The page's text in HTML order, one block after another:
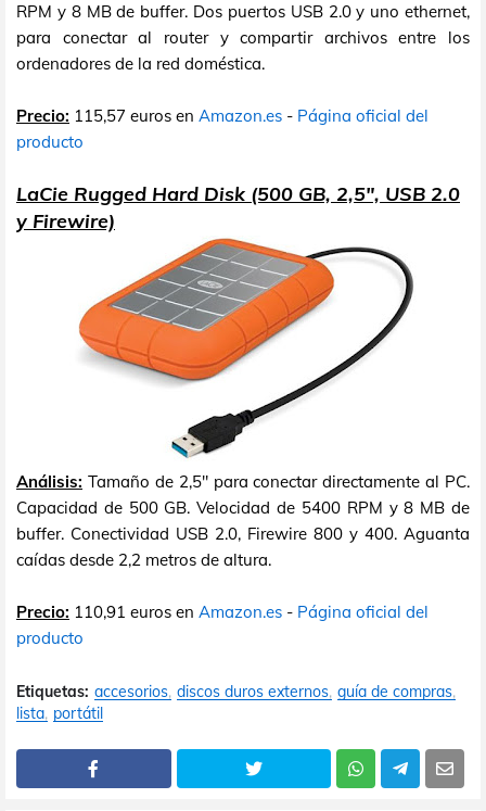
RPM y 8 MB de buffer. Dos puertos USB 2.0 y uno ethernet,
para conectar al router y compartir archivos entre los
ordenadores de la red doméstica.
Precio: 115,57 euros en Amazon.es - Página oficial del
producto
LaCie Rugged Hard Disk (500 GB, 2,5", USB 2.0
y Firewire)
Análisis: Tamaño de 2,5" para conectar directamente al PC.
Capacidad de 500 GB. Velocidad de 5400 RPM y 8 MB de
buffer. Conectividad USB 2.0, Firewire 800 y 400. Aguanta
caídas desde 2,2 metros de altura.
Precio: 110,91 euros en Amazon.es - Página oficial del
producto
Etiquetas: accesorios discos duros externos guía de compras
lista portátil